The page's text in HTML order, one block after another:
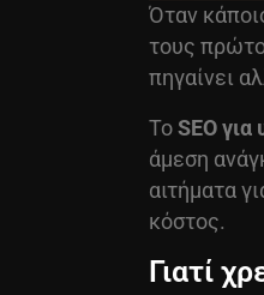
Όταν
τους
πηγαίνει
ΤοSEO για
άμεση
αιτήματα
κόστος.
Γιατί